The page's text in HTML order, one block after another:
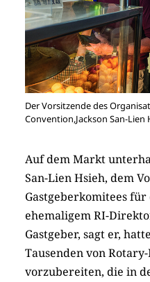
Der Vorsitzende des
Convention,Jackson San-Lien
Auf dem Markt
San-Lien Hsieh, dem
Gastgeberkomitees
ehemaligem RI-
Gastgeber, sagt er,
Tausenden von
vorzubereiten, die in